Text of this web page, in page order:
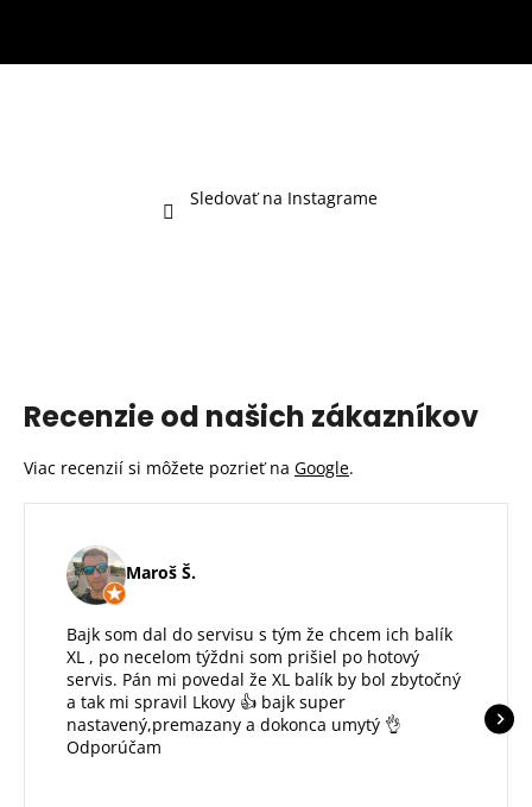
Sledovať na Instagrame
Recenzie od našich zákazníkov
Viac recenzií si môžete pozrieť na Google.
Maroš Š.
Bajk som dal do servisu s tým že chcem ich balík
XL , po necelom týždni som prišiel po hotový
servis. Pán mi povedal že XL balík by bol zbytočný
a tak mi spravil Lkovy 👍 bajk super
nastavený,premazany a dokonca umytý 👌
Odporúčam